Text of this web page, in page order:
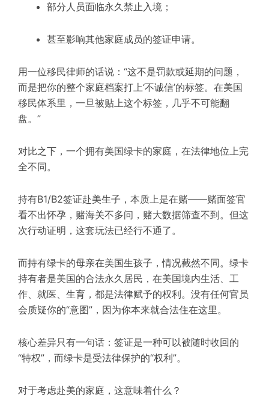
部分人员面临永久禁止入境 ；
甚至影响其他家庭成员的签证申请。
用一位移民律师的话说：“这不是罚款或延期的问题，
而是把你的整个家庭档案打上‘不诚信’的标签。在美国
移民体系里，一旦被贴上这个标签，几乎不可能翻
盘。”
对比之下，一个拥有美国绿卡的家庭，在法律地位上完
全不同。
持有B1/B2签证赴美生子，本质上是在赌——赌面签官
看不出怀孕，赌海关不多问，赌大数据筛查不到。但这
次行动证明，这套玩法已经行不通了。
而持有绿卡的母亲在美国生孩子，情况截然不同。绿卡
持有者是美国的合法永久居民，在美国境内生活、工
作、就医、生育，都是法律赋予的权利。没有任何官员
会质疑你的“意图”，因为你本来就合法住在这里。
核心差异只有一句话：签证是一种可以被随时收回的
“特权”，而绿卡是受法律保护的“权利”。
对于考虑赴美的家庭，这意味着什么？